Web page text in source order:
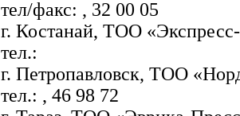
тел/факс: , 32 00 05
г. Костанай, ТОО
тел.:
г. Петропавловск, ТОО
тел.: , 46 98 72